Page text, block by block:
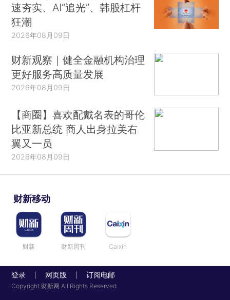
速夯实、AI“追光”、韩股杠杆
狂潮
2026年08月09日
财新观察｜健全金融机构治理
更好服务高质量发展
2026年08月09日
【商圈】喜欢配戴名表的哥伦
比亚新总统 商人出身拉美右
翼又一员
2026年08月09日
财新移动
财新 财新周刊 Caixin
登录 网页版 订阅电邮
Copyright 财新网 All Rights Reserved